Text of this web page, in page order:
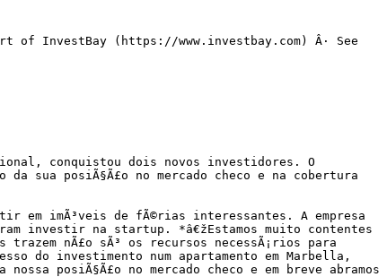
of InvestBay (https://www.investbay.com) Â· See
conquistou dois novos investidores. O
sua posiÃ§Ã£o no mercado checo e na cobertura
em imÃ³veis de fÃ©rias interessantes. A empresa
investir na startup. *â€žEstamos muito contentes
nÃ£o sÃ³ os recursos necessÃ¡rios para
do investimento num apartamento em Marbella,
posiÃ§Ã£o no mercado checo e em breve abramos